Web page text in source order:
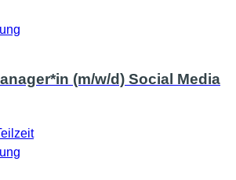
(m/w/d) Social Media